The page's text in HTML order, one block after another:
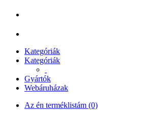
Kategóriák
Kategóriák
Gyártók
Webáruházak
Az én terméklistám (0)